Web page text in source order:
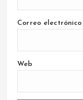
Correo electrónico
Web